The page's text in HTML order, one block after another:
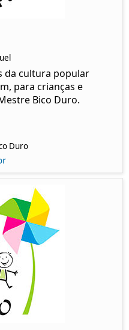
da cultura popular
para crianças e
Bico Duro.
Duro